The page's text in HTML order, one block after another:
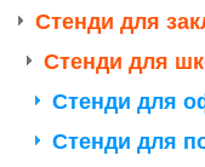
Стенди для
Стенди для
Стенди для
Стенди для